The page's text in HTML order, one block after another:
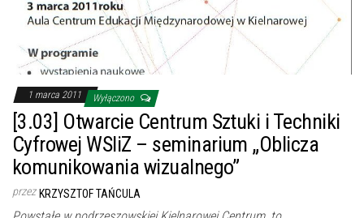
1 marca 2011 Wyłączono
[3.03] Otwarcie Centrum Sztuki i Techniki
Cyfrowej WSIiZ – seminarium „Oblicza
komunikowania wizualnego”
przez KRZYSZTOF TAŃCULA